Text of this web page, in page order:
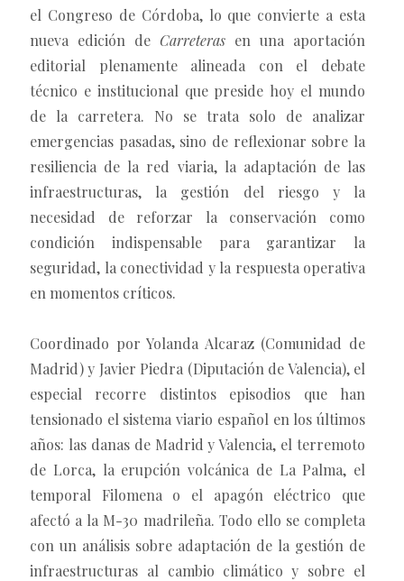
el Congreso de Córdoba, lo que convierte a esta
nueva edición de Carreteras en una aportación
editorial plenamente alineada con el debate
técnico e institucional que preside hoy el mundo
de la carretera. No se trata solo de analizar
emergencias pasadas, sino de reflexionar sobre la
resiliencia de la red viaria, la adaptación de las
infraestructuras, la gestión del riesgo y la
necesidad de reforzar la conservación como
condición indispensable para garantizar la
seguridad, la conectividad y la respuesta operativa
en momentos críticos.
Coordinado por Yolanda Alcaraz (Comunidad de
Madrid) y Javier Piedra (Diputación de Valencia), el
especial recorre distintos episodios que han
tensionado el sistema viario español en los últimos
años: las danas de Madrid y Valencia, el terremoto
de Lorca, la erupción volcánica de La Palma, el
temporal Filomena o el apagón eléctrico que
afectó a la M-30 madrileña. Todo ello se completa
con un análisis sobre adaptación de la gestión de
infraestructuras al cambio climático y sobre el